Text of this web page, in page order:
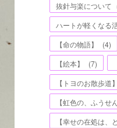
抜針与楽について
ハートが軽くなる
【命の物語】
(4)
【絵本】
(7)
【トヨのお散歩道】
【虹色の、ふうせ
【幸せの在処は、